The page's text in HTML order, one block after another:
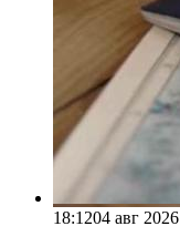
18:1204 авг 2026